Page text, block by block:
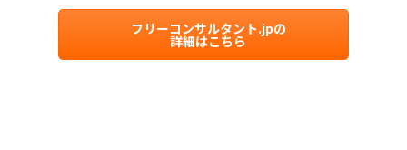
フリーコンサルタント.jpの
詳細はこちら